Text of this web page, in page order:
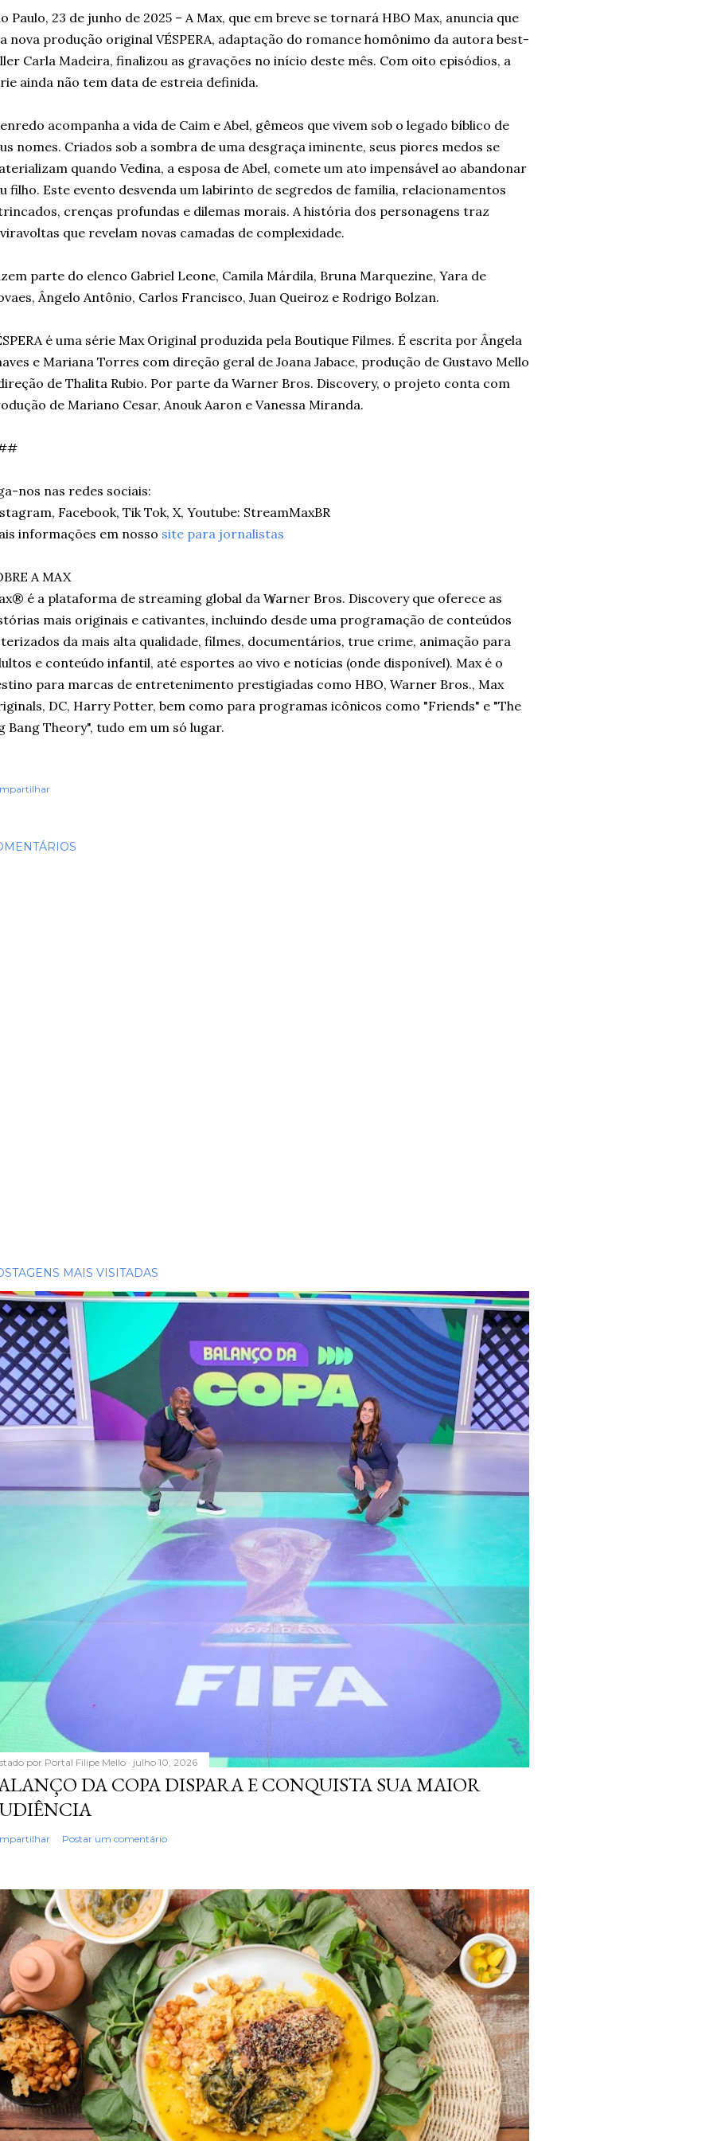
Paulo, 23 de junho de 2025 – A Max, que em breve se tornará HBO Max, anuncia que
nova produção original VÉSPERA, adaptação do romance homônimo da autora best-
Carla Madeira, finalizou as gravações no início deste mês. Com oito episódios, a
ainda não tem data de estreia definida.
acompanha a vida de Caim e Abel, gêmeos que vivem sob o legado bíblico de
nomes. Criados sob a sombra de uma desgraça iminente, seus piores medos se
quando Vedina, a esposa de Abel, comete um ato impensável ao abandonar
filho. Este evento desvenda um labirinto de segredos de família, relacionamentos
crenças profundas e dilemas morais. A história dos personagens traz
que revelam novas camadas de complexidade.
parte do elenco Gabriel Leone, Camila Márdila, Bruna Marquezine, Yara de
Ângelo Antônio, Carlos Francisco, Juan Queiroz e Rodrigo Bolzan.
é uma série Max Original produzida pela Boutique Filmes. É escrita por Ângela
e Mariana Torres com direção geral de Joana Jabace, produção de Gustavo Mello
de Thalita Rubio. Por parte da Warner Bros. Discovery, o projeto conta com
de Mariano Cesar, Anouk Aaron e Vanessa Miranda.
nos nas redes sociais:
Facebook, Tik Tok, X, Youtube: StreamMaxBR
informações em nosso site para jornalistas
A MAX
é a plataforma de streaming global da Warner Bros. Discovery que oferece as
mais originais e cativantes, incluindo desde uma programação de conteúdos
da mais alta qualidade, filmes, documentários, true crime, animação para
e conteúdo infantil, até esportes ao vivo e notícias (onde disponível). Max é o
para marcas de entretenimento prestigiadas como HBO, Warner Bros., Max
DC, Harry Potter, bem como para programas icônicos como "Friends" e "The
Bang Theory", tudo em um só lugar.
MAIS VISITADAS
por Portal Filipe Mello julho 10, 2026
DA COPA DISPARA E CONQUISTA SUA MAIOR
Postar um comentário